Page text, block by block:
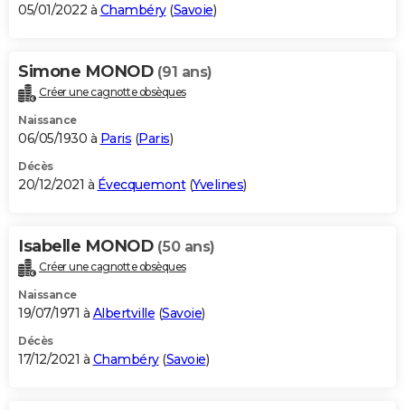
05/01/2022 à Chambéry(Savoie)
Simone MONOD (91 ans)
Créer une cagnotte obsèques
Naissance
06/05/1930 à Paris (Paris)
Décès
20/12/2021 à Évecquemont(Yvelines)
Isabelle MONOD (50 ans)
Créer une cagnotte obsèques
Naissance
19/07/1971 à Albertville (Savoie)
Décès
17/12/2021 à Chambéry(Savoie)